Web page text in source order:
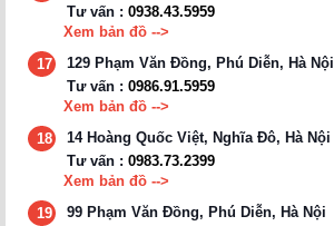
Tư vấn : 0938.43.5959
Xem bản đồ -->
17
129 Phạm Văn Đồng, Phú Diễn, Hà Nội
Tư vấn : 0986.91.5959
Xem bản đồ -->
18
14 Hoàng Quốc Việt, Nghĩa Đô, Hà Nội
Tư vấn : 0983.73.2399
Xem bản đồ -->
19
99 Phạm Văn Đồng, Phú Diễn, Hà Nội